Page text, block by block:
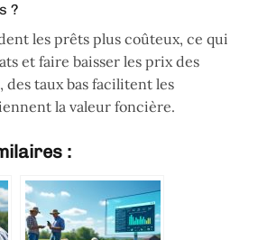
?
les prêts plus coûteux, ce qui
et faire baisser les prix des
taux bas facilitent les
la valeur foncière.
: